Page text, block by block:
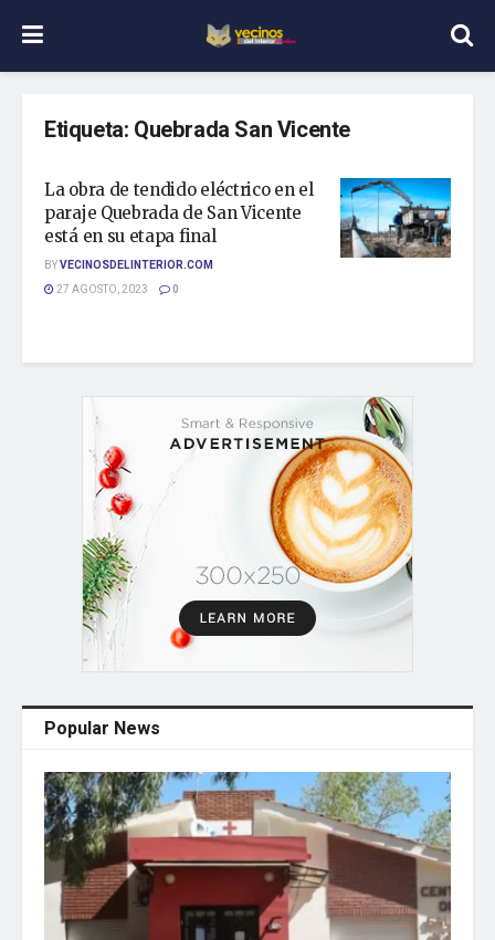
Etiqueta: Quebrada San Vicente
La obra de tendido eléctrico en el
paraje Quebrada de San Vicente
está en su etapa final
BYVECINOSDELINTERIOR.COM
27 AGOSTO, 2023
0
Popular News